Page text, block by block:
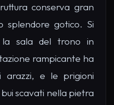
conserva gran
splendore gotico. Si
la sala del trono in
rampicante ha
arazzi, e le prigioni
scavati nella pietra